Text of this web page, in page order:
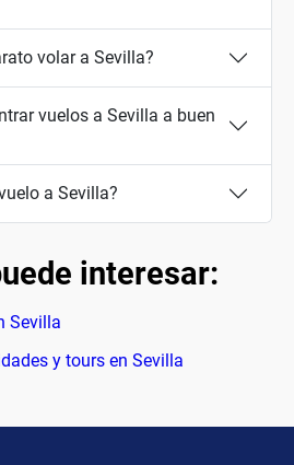
volar a Sevilla?
vuelos a Sevilla a buen
a Sevilla?
interesar:
Sevilla
y tours en Sevilla